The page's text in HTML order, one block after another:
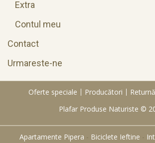
Extra
Contul meu
Contact
Urmareste-ne
Oferte speciale Producători
Plafar Produse Naturiste ©
Apartamente Pipera - Biciclete Ieftine -